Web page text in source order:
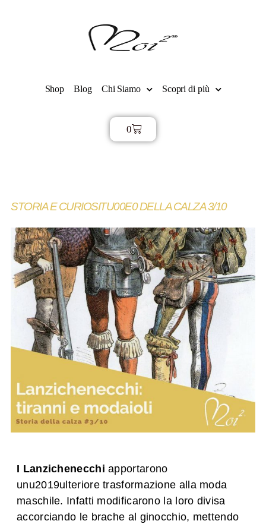
Shop Blog Chi Siamo Scopri di più
0
STORIA E CURIOSITU00E0 DELLA CALZA 3/10
I Lanzichenecchi apportarono
unu2019ulteriore trasformazione alla moda
maschile. Infatti modificarono la loro divisa
accorciando le brache al ginocchio, mettendo